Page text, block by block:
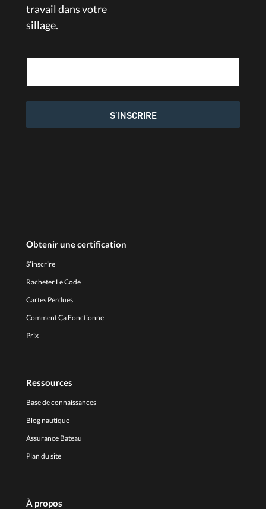
travail dans votre
sillage.
S’INSCRIRE
Obtenir une certification
S’inscrire
Racheter Le Code
Cartes Perdues
Comment Ça Fonctionne
Prix
Ressources
Base de connaissances
Blog nautique
Assurance Bateau
Plan du site
À propos